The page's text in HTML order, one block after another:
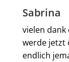
Bewertung
Sabrina
vielen
werde jetzt
endlich